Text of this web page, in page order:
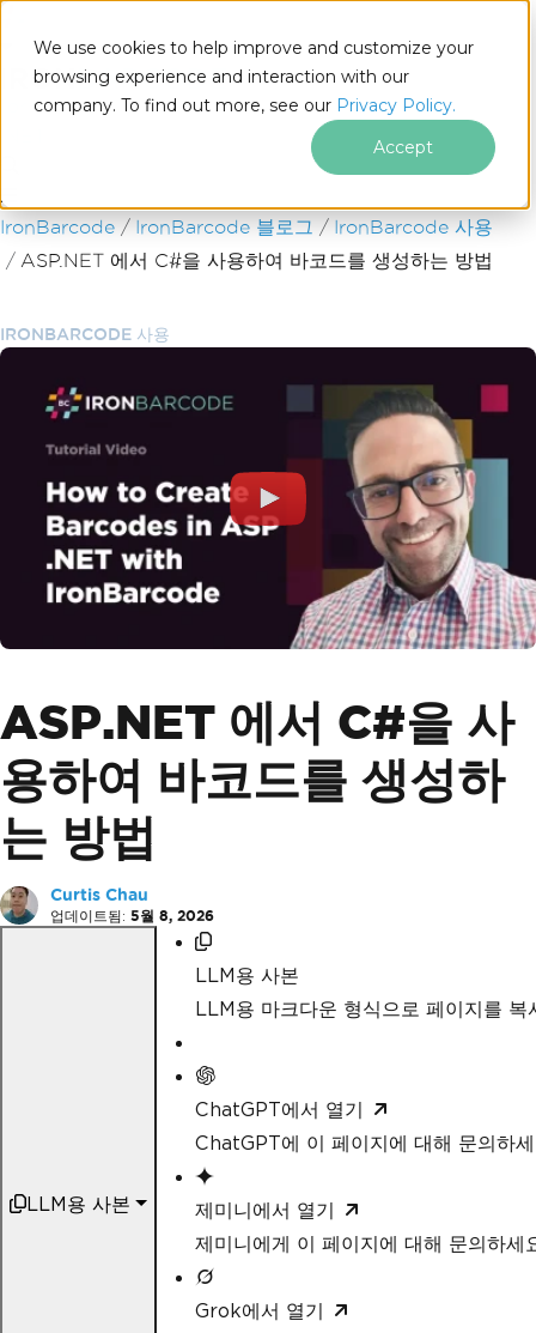
We use cookies to help improve and customize your
browsing experience and interaction with our
company. To find out more, see our Privacy Policy.
Accept
푸터 콘텐츠로 바로가기
IronBarcode IronBarcode 블로그
IronBarcode 사용
ASP.NET 에서 C#을 사용하여 바코드를 생성하는 방법
IRONBARCODE 사용
ASP.NET 에서 C#을 사
용하여 바코드를 생성하
는 방법
Curtis Chau
업데이트됨: 5월 8, 2026
LLM용 사본
LLM용 사본
LLM용 마크다운 형식으로 페이지를 복
ChatGPT에서 열기
ChatGPT에 이 페이지에 대해 문의하
제미니에서 열기
제미니에게 이 페이지에 대해 문의하세
Grok에서 열기